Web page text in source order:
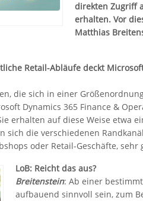
direkten Zugriff
erhalten. Vor
Matthias
Retail-Abläufe deckt
die sich in einer
Dynamics 365 Finance &
erhalten auf diese Weise etwa
sich die verschiedenen
oder Retail-Geschäfte, sehr
LoB: Reicht das aus?
Breitenstein: Ab einer
aufbauend sinnvoll sein, zum